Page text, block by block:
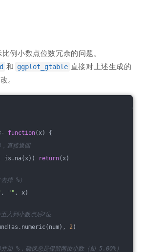
例小数点位数冗余的问题。
和 ggplot_gtable 直接对上述生成的
。
function(x) {
直接返回
is.na(x)) return(x)
掉 %）
, "" , x)
入到小数点后2位
2)
加 %，确保总是保留两位小数（如 5.00%）